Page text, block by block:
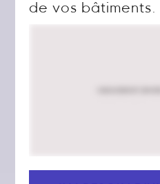
de vos bâtiments.